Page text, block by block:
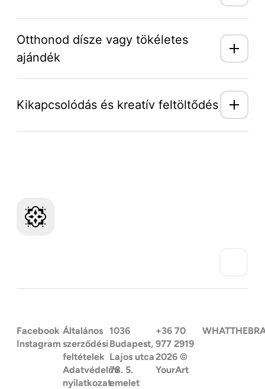
Otthonod dísze vagy tökéletes
ajándék
Kikapcsolódás és kreatív feltöltődés
Facebook
Instagram
Általános
szerződési
feltételek
Adatvédelmi
nyilatkozat
1036
Budapest,
Lajos utca
78. 5.
emelet
+36 70
977 2919
2026 ©
YourArt